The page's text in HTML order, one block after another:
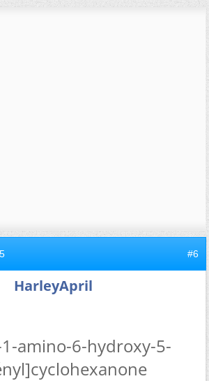
#6
HarleyApril
1-amino-6-hydroxy-5-